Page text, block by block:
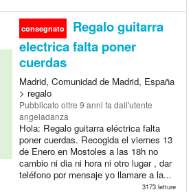
consegnato
Regalo guitarra
electrica falta poner
cuerdas
Madrid, Comunidad de Madrid, España
> regalo
Pubblicato oltre 9 anni fa dall'utente
angeladanza
Hola: Regalo guitarra eléctrica falta
poner cuerdas. Recogida el viernes 13
de Enero en Mostoles a las 18h no
cambio ni dia ni hora ni otro lugar , dar
teléfono por mensaje yo llamare a la...
3173 letture